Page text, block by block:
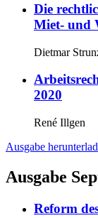
Die
Miet- und
Dietmar
2020
René Illgen
Ausgabe
Ausgabe
Reform